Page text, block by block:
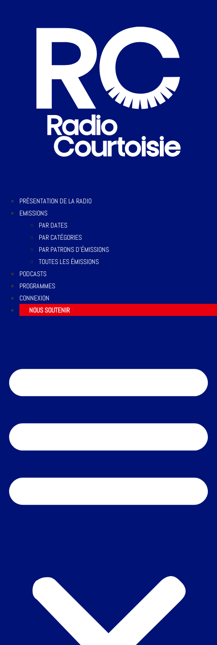
PRÉSENTATION DE LA RADIO
EMISSIONS
PAR DATES
PAR CATÉGORIES
PAR PATRONS D’ÉMISSIONS
TOUTES LES ÉMISSIONS
PODCASTS
PROGRAMMES
CONNEXION
NOUS SOUTENIR